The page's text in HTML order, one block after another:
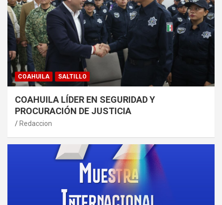
COAHUILA SALTILLO
COAHUILA LÍDER EN SEGURIDAD Y
PROCURACIÓN DE JUSTICIA
Redaccion